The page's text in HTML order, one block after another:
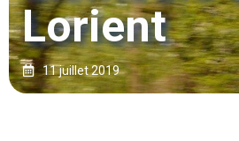
Lorient
11 juillet 2019